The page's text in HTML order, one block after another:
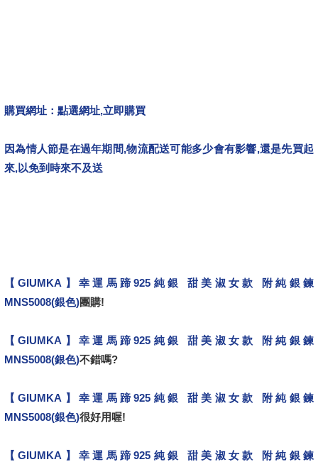
購買網址： 點選網址,立即購買
因為情人節是在過年期間,物流配送可能多少會有影響,還是先買起
來,以免到時來不及送
【GIUMKA】幸運馬蹄925純銀 甜美淑女款 附純銀鍊
MNS5008(銀色)團購!
【GIUMKA】幸運馬蹄925純銀 甜美淑女款 附純銀鍊
MNS5008(銀色)不錯嗎?
【GIUMKA】幸運馬蹄925純銀 甜美淑女款 附純銀鍊
MNS5008(銀色)很好用喔!
【GIUMKA】幸運馬蹄925純銀 甜美淑女款 附純銀鍊